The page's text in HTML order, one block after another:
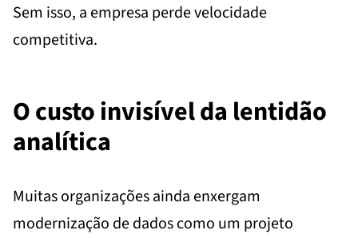
Sem isso, a empresa perde velocidade
competitiva.
O custo invisível da lentidão
analítica
Muitas organizações ainda enxergam
modernização de dados como um projeto